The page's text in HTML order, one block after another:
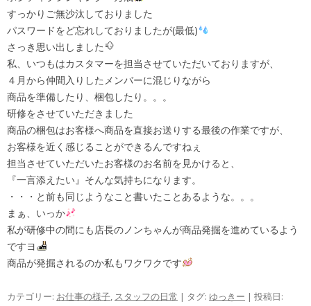
すっかりご無沙汰しておりました
パスワードをど忘れしておりましたが(最低)
さっき思い出しました
私、いつもはカスタマーを担当させていただいておりますが、
４月から仲間入りしたメンバーに混じりながら
商品を準備したり、梱包したり。。。
研修をさせていただきました
商品の梱包はお客様へ商品を直接お送りする最後の作業ですが、
お客様を近く感じることができるんですねぇ
担当させていただいたお客様のお名前を見かけると、
『一言添えたい』そんな気持ちになります。
・・・と前も同じようなこと書いたことあるような。。。
まぁ、いっか
私が研修中の間にも店長のノンちゃんが商品発掘を進めているよう
ですヨ
商品が発掘されるのか私もワクワクです
カテゴリー: お仕事の様子, スタッフの日常 | タグ: ゆっきー | 投稿日: